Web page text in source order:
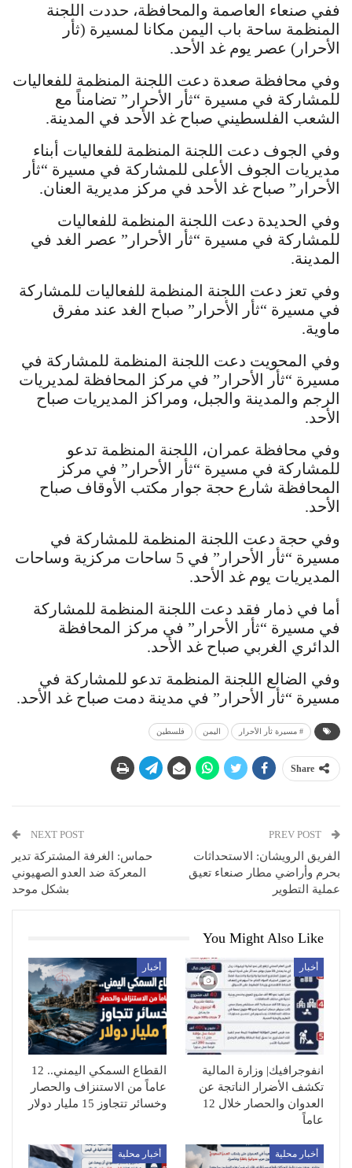
ففي صنعاء العاصمة والمحافظة، حددت اللجنة
المنظمة ساحة باب اليمن مكانا لمسيرة (ثأر
الأحرار) عصر يوم غد الأحد.
وفي محافظة صعدة دعت اللجنة المنظمة للفعاليات
للمشاركة في مسيرة “ثأر الأحرار” تضامناً مع
الشعب الفلسطيني صباح غد الأحد في المدينة.
وفي الجوف دعت اللجنة المنظمة للفعاليات أبناء
مديريات الجوف الأعلى للمشاركة في مسيرة “ثأر
الأحرار” صباح غد الأحد في مركز مديرية العنان.
وفي الحديدة دعت اللجنة المنظمة للفعاليات
للمشاركة في مسيرة “ثأر الأحرار” عصر الغد في
المدينة.
وفي تعز دعت اللجنة المنظمة للفعاليات للمشاركة
في مسيرة “ثأر الأحرار” صباح الغد عند مفرق
ماوية.
وفي المحويت دعت اللجنة المنظمة للمشاركة في
مسيرة “ثأر الأحرار” في مركز المحافظة لمديريات
الرجم والمدينة والجبل، ومراكز المديريات صباح
الأحد.
وفي محافظة عمران، اللجنة المنظمة تدعو
للمشاركة في مسيرة “ثأر الأحرار” في مركز
المحافظة شارع حجة جوار مكتب الأوقاف صباح
الأحد.
وفي حجة دعت اللجنة المنظمة للمشاركة في
مسيرة “ثأر الأحرار” في 5 ساحات مركزية وساحات
المديريات يوم غد الأحد.
أما في ذمار فقد دعت اللجنة المنظمة للمشاركة
في مسيرة “ثأر الأحرار” في مركز المحافظة
الدائري الغربي صباح غد الأحد.
وفي الضالع اللجنة المنظمة تدعو للمشاركة في
مسيرة “ثأر الأحرار” في مدينة دمت صباح غد الأحد.
# مسيرة ثأر الأحرار اليمن فلسطين
Share
الفريق الرويشان: الاستحداثات
بحرم وأراضي مطار صنعاء تعيق
عملية التطوير
NEXT POST
حماس: الغرفة المشتركة تدير
المعركة ضد العدو الصهيوني
بشكل موحد
You Might Also Like
أخبار
انفوجرافيك| وزارة المالية
تكشف الأضرار الناتجة عن
العدوان والحصار خلال 12
عاماً
أخبار
القطاع السمكي اليمني.. 12
عاماً من الاستنزاف والحصار
وخسائر تتجاوز 15 مليار دولار
أخبار محلية أخبار محلية